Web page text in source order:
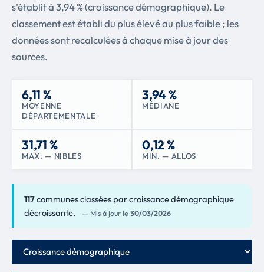
s'établit à 3,94 % (croissance démographique). Le
classement est établi du plus élevé au plus faible ; les
données sont recalculées à chaque mise à jour des
sources.
6,11 %
MOYENNE
DÉPARTEMENTALE
3,94 %
MÉDIANE
31,71 %
MAX. — NIBLES
0,12 %
MIN. — ALLOS
117communes classées par croissance démographique
décroissante.
— Mis à jour le 30/03/2026
Critère de classement